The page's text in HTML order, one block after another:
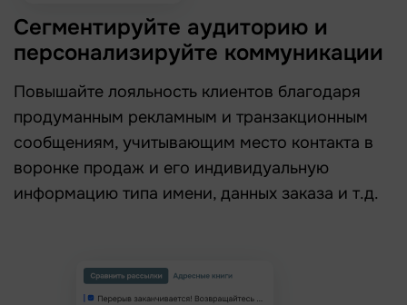
Сегментируйте аудиторию и
персонализируйте коммуникации
Повышайте лояльность клиентов благодаря
продуманным рекламным и транзакционным
сообщениям, учитывающим место контакта в
воронке продаж и его индивидуальную
информацию типа имени, данных заказа и т.д.